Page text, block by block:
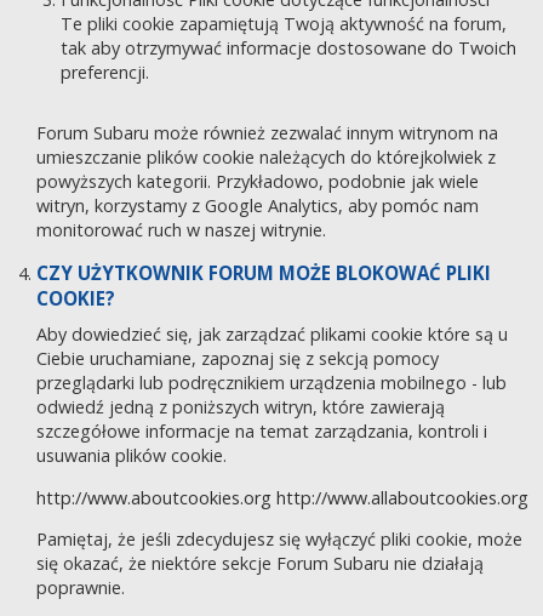
Te pliki cookie zapamiętują Twoją aktywność na forum,
tak aby otrzymywać informacje dostosowane do Twoich
preferencji.
Forum Subaru może również zezwalać innym witrynom na
umieszczanie plików cookie należących do którejkolwiek z
powyższych kategorii. Przykładowo, podobnie jak wiele
witryn, korzystamy z Google Analytics, aby pomóc nam
monitorować ruch w naszej witrynie.
CZY UŻYTKOWNIK FORUM MOŻE BLOKOWAĆ PLIKI
COOKIE?
Aby dowiedzieć się, jak zarządzać plikami cookie które są u
Ciebie uruchamiane, zapoznaj się z sekcją pomocy
przeglądarki lub podręcznikiem urządzenia mobilnego - lub
odwiedź jedną z poniższych witryn, które zawierają
szczegółowe informacje na temat zarządzania, kontroli i
usuwania plików cookie.
http://www.aboutcookies.org http://www.allaboutcookies.org
Pamiętaj, że jeśli zdecydujesz się wyłączyć pliki cookie, może
się okazać, że niektóre sekcje Forum Subaru nie działają
poprawnie.